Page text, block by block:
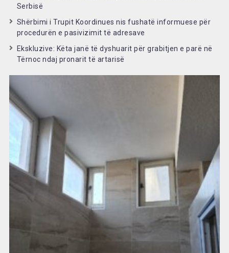
Serbisë
Shërbimi i Trupit Koordinues nis fushatë informuese për
procedurën e pasivizimit të adresave
Ekskluzive: Këta janë të dyshuarit për grabitjen e parë në
Tërnoc ndaj pronarit të artarisë